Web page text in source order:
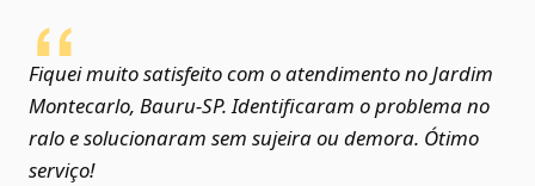
Fiquei muito satisfeito com o atendimento no Jardim
Montecarlo, Bauru‑SP. Identificaram o problema no
ralo e solucionaram sem sujeira ou demora. Ótimo
serviço!